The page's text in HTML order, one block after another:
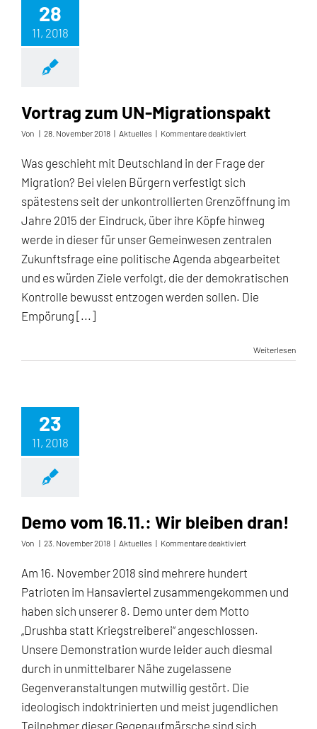
28
11, 2018
Vortrag zum UN-Migrationspakt
Von | 28. November 2018 | Aktuelles | Kommentare deaktiviertfür
zum
UN-
Was geschieht mit Deutschland in der Frage der
Migration? Bei vielen Bürgern verfestigt sich
spätestens seit der unkontrollierten Grenzöffnung im
Jahre 2015 der Eindruck, über ihre Köpfe hinweg
werde in dieser für unser Gemeinwesen zentralen
Zukunftsfrage eine politische Agenda abgearbeitet
und es würden Ziele verfolgt, die der demokratischen
Kontrolle bewusst entzogen werden sollen. Die
Empörung [...]
Weiterlesen
23
11, 2018
Demo vom 16.11.: Wir bleiben dran!
Von | 23. November 2018 | Aktuelles | Kommentare deaktiviertfür
16.11.:
Wir
dran!
Am 16. November 2018 sind mehrere hundert
Patrioten im Hansaviertel zusammengekommen und
haben sich unserer 8. Demo unter dem Motto
„Drushba statt Kriegstreiberei“ angeschlossen.
Unsere Demonstration wurde leider auch diesmal
durch in unmittelbarer Nähe zugelassene
Gegenveranstaltungen mutwillig gestört. Die
ideologisch indoktrinierten und meist jugendlichen
Teilnehmer dieser Gegenaufmärsche sind sich